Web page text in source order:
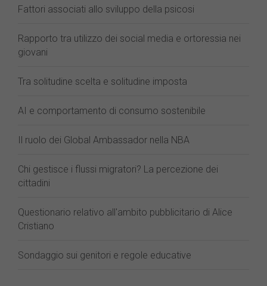
Fattori associati allo sviluppo della psicosi
Rapporto tra utilizzo dei social media e ortoressia nei
giovani
Tra solitudine scelta e solitudine imposta
AI e comportamento di consumo sostenibile
Il ruolo dei Global Ambassador nella NBA
Chi gestisce i flussi migratori? La percezione dei
cittadini
Questionario relativo all'ambito pubblicitario di Alice
Cristiano
Sondaggio sui genitori e regole educative